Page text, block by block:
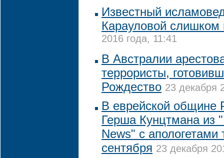
Известный
Карауловой слишком
2016 года, 11:41
В Австралии
террористы,
Рождество 23 декабря
В еврейской общине
Герша Кунцтмана из
News" с апологетами
сентября 23 декабря